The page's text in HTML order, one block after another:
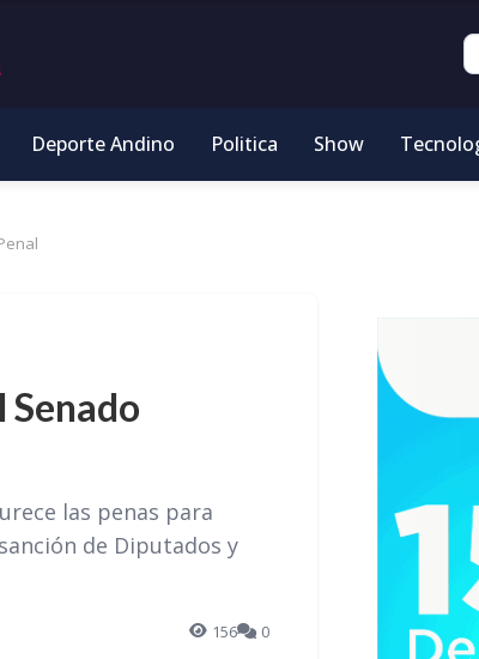
Deporte Andino Politica Show
las penas para
de Diputados y
156 0